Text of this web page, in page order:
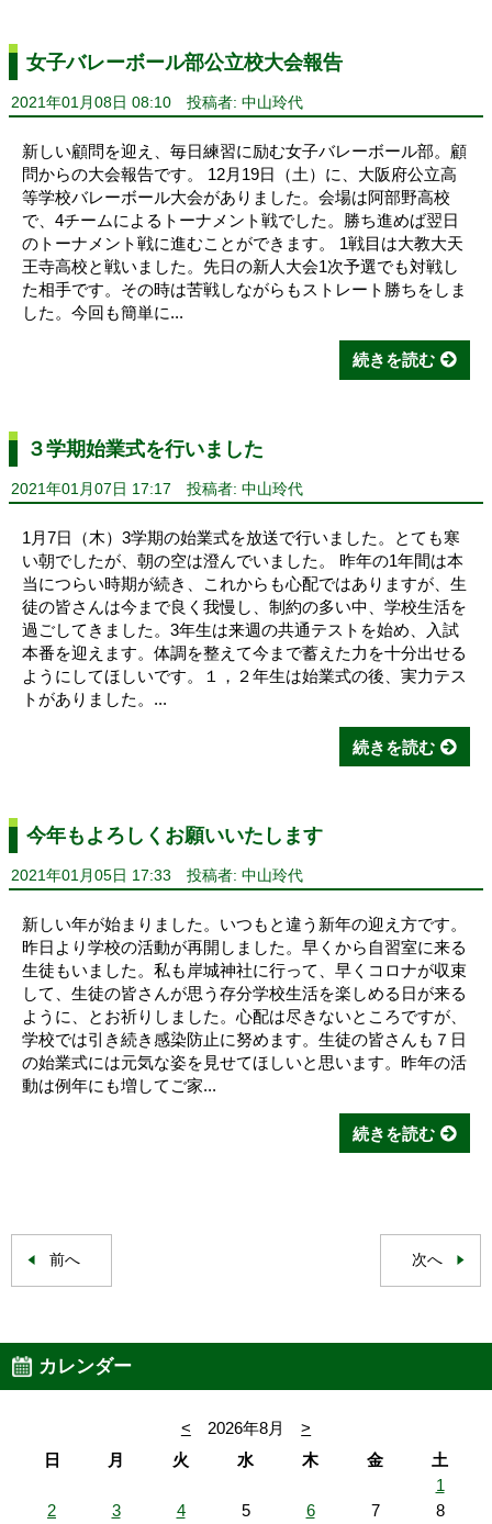
女子バレーボール部公立校大会報告
2021年01月08日 08:10 投稿者: 中山玲代
新しい顧問を迎え、毎日練習に励む女子バレーボール部。顧
問からの大会報告です。 12月19日（土）に、大阪府公立高
等学校バレーボール大会がありました。会場は阿部野高校
で、4チームによるトーナメント戦でした。勝ち進めば翌日
のトーナメント戦に進むことができます。 1戦目は大教大天
王寺高校と戦いました。先日の新人大会1次予選でも対戦し
た相手です。その時は苦戦しながらもストレート勝ちをしま
した。今回も簡単に...
続きを読む
３学期始業式を行いました
2021年01月07日 17:17 投稿者: 中山玲代
1月7日（木）3学期の始業式を放送で行いました。とても寒
い朝でしたが、朝の空は澄んでいました。 昨年の1年間は本
当につらい時期が続き、これからも心配ではありますが、生
徒の皆さんは今まで良く我慢し、制約の多い中、学校生活を
過ごしてきました。3年生は来週の共通テストを始め、入試
本番を迎えます。体調を整えて今まで蓄えた力を十分出せる
ようにしてほしいです。１，２年生は始業式の後、実力テス
トがありました。...
続きを読む
今年もよろしくお願いいたします
2021年01月05日 17:33 投稿者: 中山玲代
新しい年が始まりました。いつもと違う新年の迎え方です。
昨日より学校の活動が再開しました。早くから自習室に来る
生徒もいました。私も岸城神社に行って、早くコロナが収束
して、生徒の皆さんが思う存分学校生活を楽しめる日が来る
ように、とお祈りしました。心配は尽きないところですが、
学校では引き続き感染防止に努めます。生徒の皆さんも７日
の始業式には元気な姿を見せてほしいと思います。昨年の活
動は例年にも増してご家...
続きを読む
前へ 次へ
カレンダー
< 2026年8月
>
日
月 火 水 木 金
土
1
2
3 4 5 6 7
8